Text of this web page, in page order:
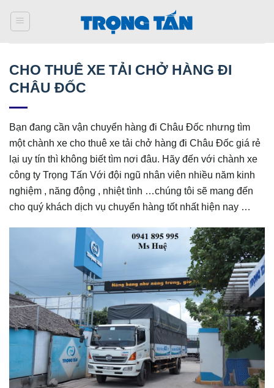
qua
CHO THUÊ XE TẢI CHỞ HÀNG ĐI
CHÂU ĐỐC
Bạn đang cần vận chuyển hàng đi Châu Đốc nhưng tìm
một chành xe cho thuê xe tải chở hàng đi Châu Đốc giá rẻ
lại uy tín thì không biết tìm nơi đâu. Hãy đến với chành xe
công ty Trọng Tấn Với đội ngũ nhân viên nhiều năm kinh
nghiệm , năng động , nhiệt tình …chúng tôi sẽ mang đến
cho quý khách dịch vụ chuyển hàng tốt nhất hiện nay …